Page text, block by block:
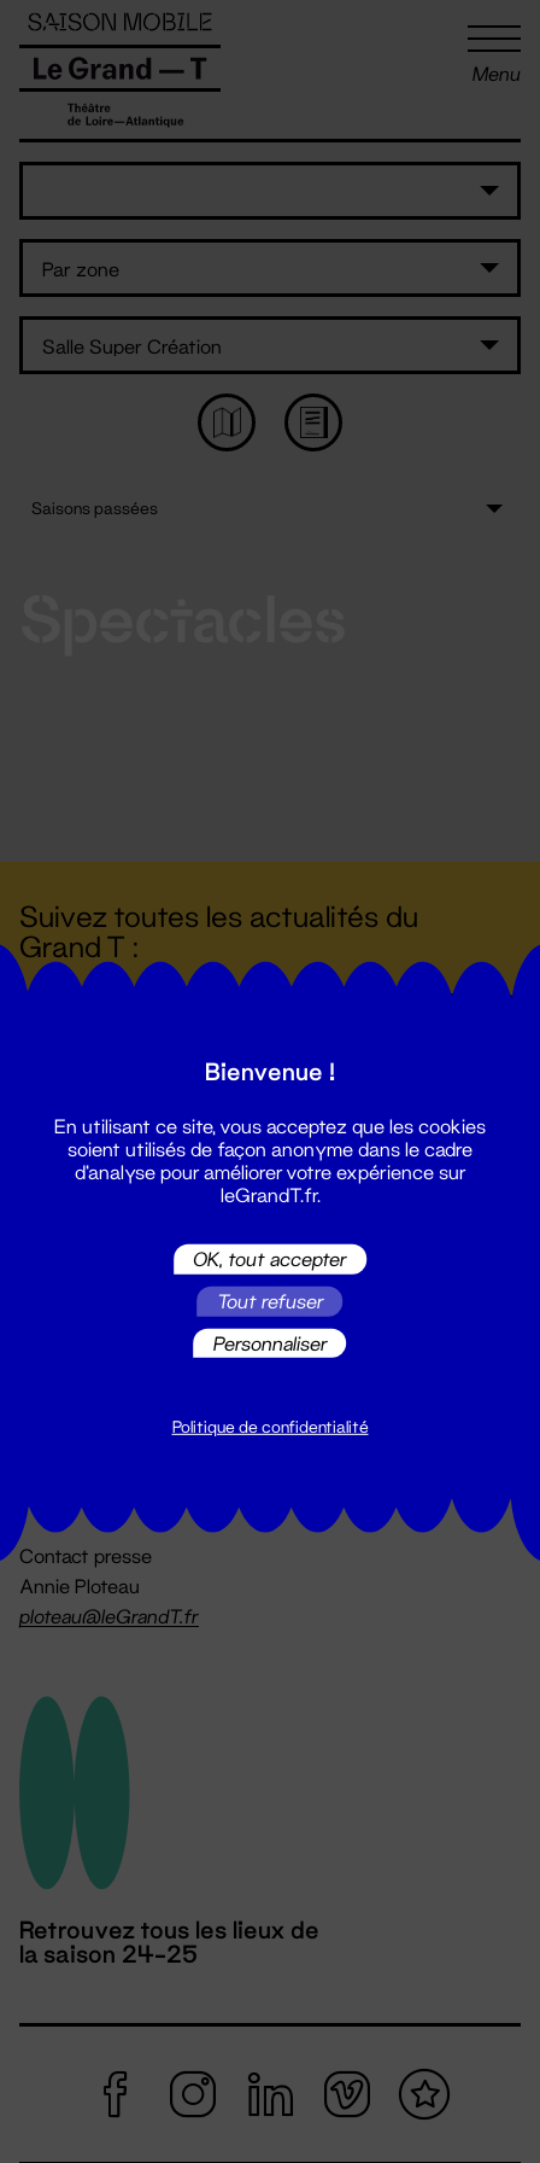
Menu
Suivez toutes les actualités du
Grand T :
billetterie@leGrandT.fr
Du lundi au vendredi 14h → 18h
Contact presse
Annie Ploteau
ploteau@leGrandT.fr
Retrouvez tous les lieux de
la saison 24-25
Panneau de gestion des cookies
Bienvenue !
En utilisant ce site, vous acceptez que les cookies
soient utilisés de façon anonyme dans le cadre
d'analyse pour améliorer votre expérience sur
leGrandT.fr.
OK, tout accepter
Tout refuser
Personnaliser
Politique de confidentialité